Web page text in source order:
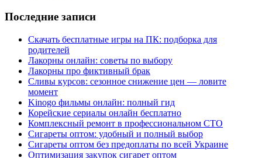
Последние записи
Скачать бесплатные игры на ПК: подборка для
родителей
Лакорны онлайн: советы по выбору
Лакорны про фиктивный брак
Сливы курсов: сезонное снижение цен — ловите
момент
Kinogo фильмы онлайн: полный гид
Корейские сериалы онлайн бесплатно
Комплексный ремонт в профессиональном СТО
Сигареты оптом: удобный и полный выбор
Сигареты оптом без предоплаты по всей Украине
Оптимизация закупок сигарет оптом